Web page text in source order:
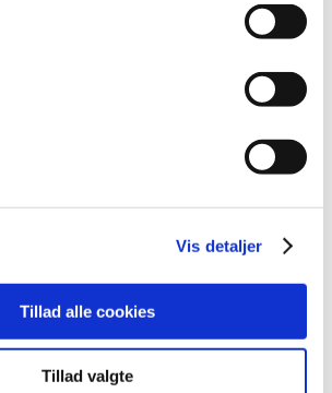
Vis detaljer
Tillad alle cookies
Tillad valgte